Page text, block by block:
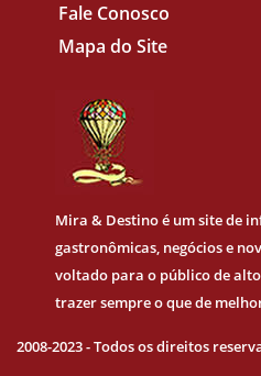
Fale Conosco
Mapa do Site
Mira & Destinoé um site de
gastronômicas, negócios e
voltado para o público de
trazer sempre o que de
2008-2023 - Todos os direitos